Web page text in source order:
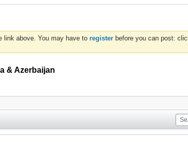
link above. You may have to register before you can post:
& Azerbaijan